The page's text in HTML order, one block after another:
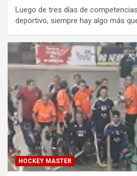
Luego de tres días de
deportivo, siempre hay algo más
HOCKEY MASTER